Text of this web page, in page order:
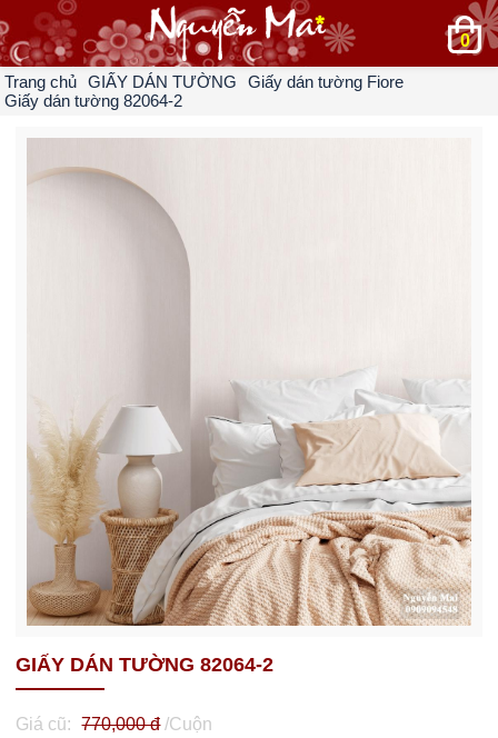
0
Trang chủ GIẤY DÁN TƯỜNG
Giấy dán tường Fiore
Giấy dán tường 82064-2
GIẤY DÁN TƯỜNG 82064-2
Giá cũ: 770,000 đ/Cuộn